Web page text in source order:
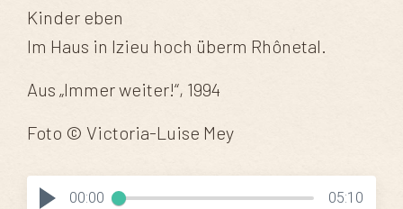
Kinder eben
Im Haus in Izieu hoch überm Rhônetal.
Aus „Immer weiter!“, 1994
Foto © Victoria-Luise Mey
00:00 05:10